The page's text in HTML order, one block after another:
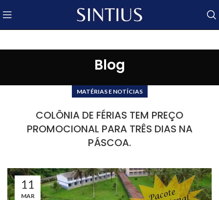
Blog
MATÉRIAS E NOTÍCIAS
COLÔNIA DE FÉRIAS TEM PREÇO
PROMOCIONAL PARA TRÊS DIAS NA
PÁSCOA.
11
MAR